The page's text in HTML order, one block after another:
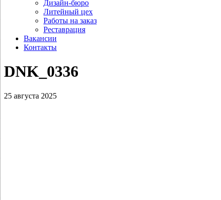
Дизайн-бюро
Литейный цех
Работы на заказ
Реставрация
Вакансии
Контакты
DNK_0336
25 августа 2025